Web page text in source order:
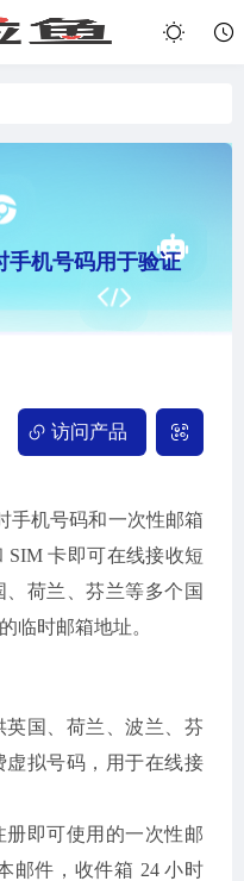
手机号码用于验证
访问产品
手机号码和一次性邮箱
SIM 卡即可在线接收短
荷兰、芬兰等多个国
临时邮箱地址。
国、荷兰、波兰、芬
拟号码，用于在线接
即可使用的一次性邮
邮件，收件箱 24 小时